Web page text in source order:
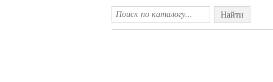
Найти